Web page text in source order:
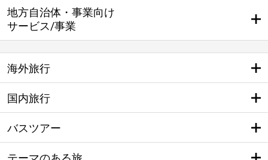
地方自治体・事業向け
サービス/事業
海外旅行
国内旅行
バスツアー